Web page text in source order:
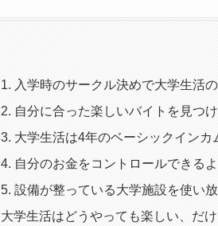
1. 入学時のサークル決めで大学生活
2. 自分に合った楽しいバイトを見つ
3. 大学生活は4年のベーシックイン
4. 自分のお金をコントロールできる
5. 設備が整っている大学施設を使い
大学生活はどうやっても楽しい、だ